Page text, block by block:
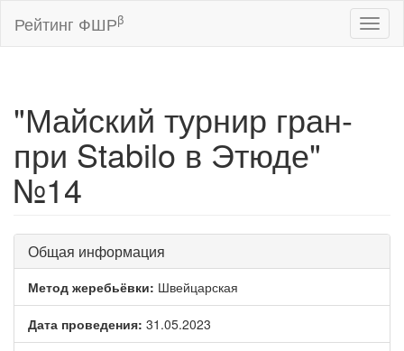
Рейтинг ФШРβ
"Майский турнир гран-
при Stabilo в Этюде"
№14
Общая информация
Метод жеребьёвки: Швейцарская
Дата проведения: 31.05.2023